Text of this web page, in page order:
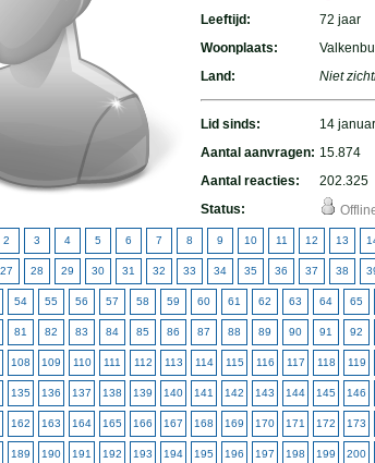
Leeftijd:
72 jaar
Woonplaats:
Land:
Niet
Lid sinds:
14
Aantal aanvragen: 15.874
Aantal reacties:
202.325
Status:
2 3 4 5 6 7 8 9 10 11 12 13
27 28 29 30 31 32 33 34 35 36 37 38
54 55 56 57 58 59 60 61 62 63 64 65
81 82 83 84 85 86 87 88 89 90 91 92
108 109 110 111 112 113 114 115 116 117 118 119
135 136 137 138 139 140 141 142 143 144 145 146
162 163 164 165 166 167 168 169 170 171 172 173
189 190 191 192 193 194 195 196 197 198 199 200